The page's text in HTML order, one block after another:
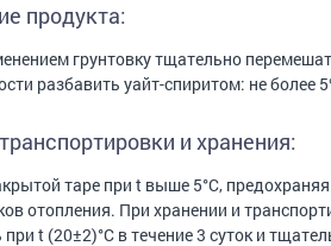
продукта:
грунтовку тщательно
разбавить уайт-спиритом: не более
и хранения:
таре при t выше 5°С,
отопления. При хранении и
t (20±2)°С в течение 3 суток и